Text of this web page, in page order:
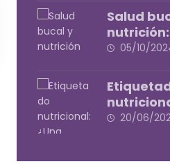
Salud
05/10/
20/06/